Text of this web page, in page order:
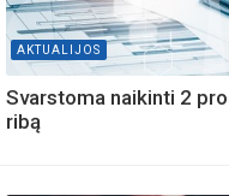
AKTUALIJOS
Svarstoma naikinti 2
ribą